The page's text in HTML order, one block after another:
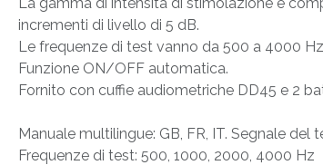
incrementi di livello di 5 dB.
Le frequenze di test vanno da 500 a 4000
Funzione ON/OFF automatica.
Fornito con cuffie audiometriche DD45 e 2
Manuale multilingue: GB, FR, IT. Segnale del
Frequenze di test: 500, 1000, 2000, 4000 Hz